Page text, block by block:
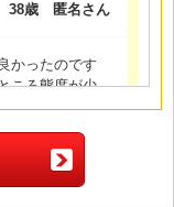
38歳 匿名さん
かったのです
ころ態度が少
う気持ちはわ